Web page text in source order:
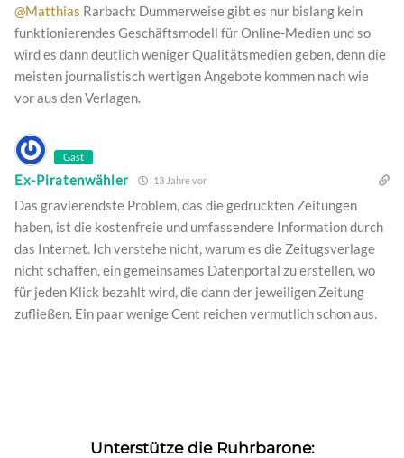
@Matthias Rarbach: Dummerweise gibt es nur bislang kein
funktionierendes Geschäftsmodell für Online-Medien und so
wird es dann deutlich weniger Qualitätsmedien geben, denn die
meisten journalistisch wertigen Angebote kommen nach wie
vor aus den Verlagen.
Gast
Ex-Piratenwähler 13 Jahre vor
Das gravierendste Problem, das die gedruckten Zeitungen
haben, ist die kostenfreie und umfassendere Information durch
das Internet. Ich verstehe nicht, warum es die Zeitugsverlage
nicht schaffen, ein gemeinsames Datenportal zu erstellen, wo
für jeden Klick bezahlt wird, die dann der jeweiligen Zeitung
zufließen. Ein paar wenige Cent reichen vermutlich schon aus.
Unterstütze die Ruhrbarone: